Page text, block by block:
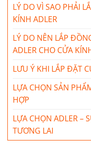
LÝ DO VÌ SAO PHẢI
KÍNH ADLER
LÝ DO NÊN LẮP
ADLER CHO CỬA
LƯU Ý KHI LẮP ĐẶT
LỰA CHỌN SẢN
HỢP
LỰA CHỌN ADLER –
TƯƠNG LAI